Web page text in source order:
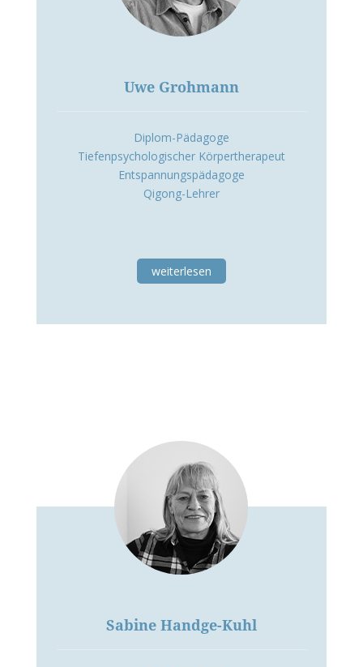
Uwe Grohmann
Diplom-Pädagoge
Tiefenpsychologischer Körpertherapeut
Entspannungspädagoge
Qigong-Lehrer
weiterlesen
Sabine Handge-Kuhl